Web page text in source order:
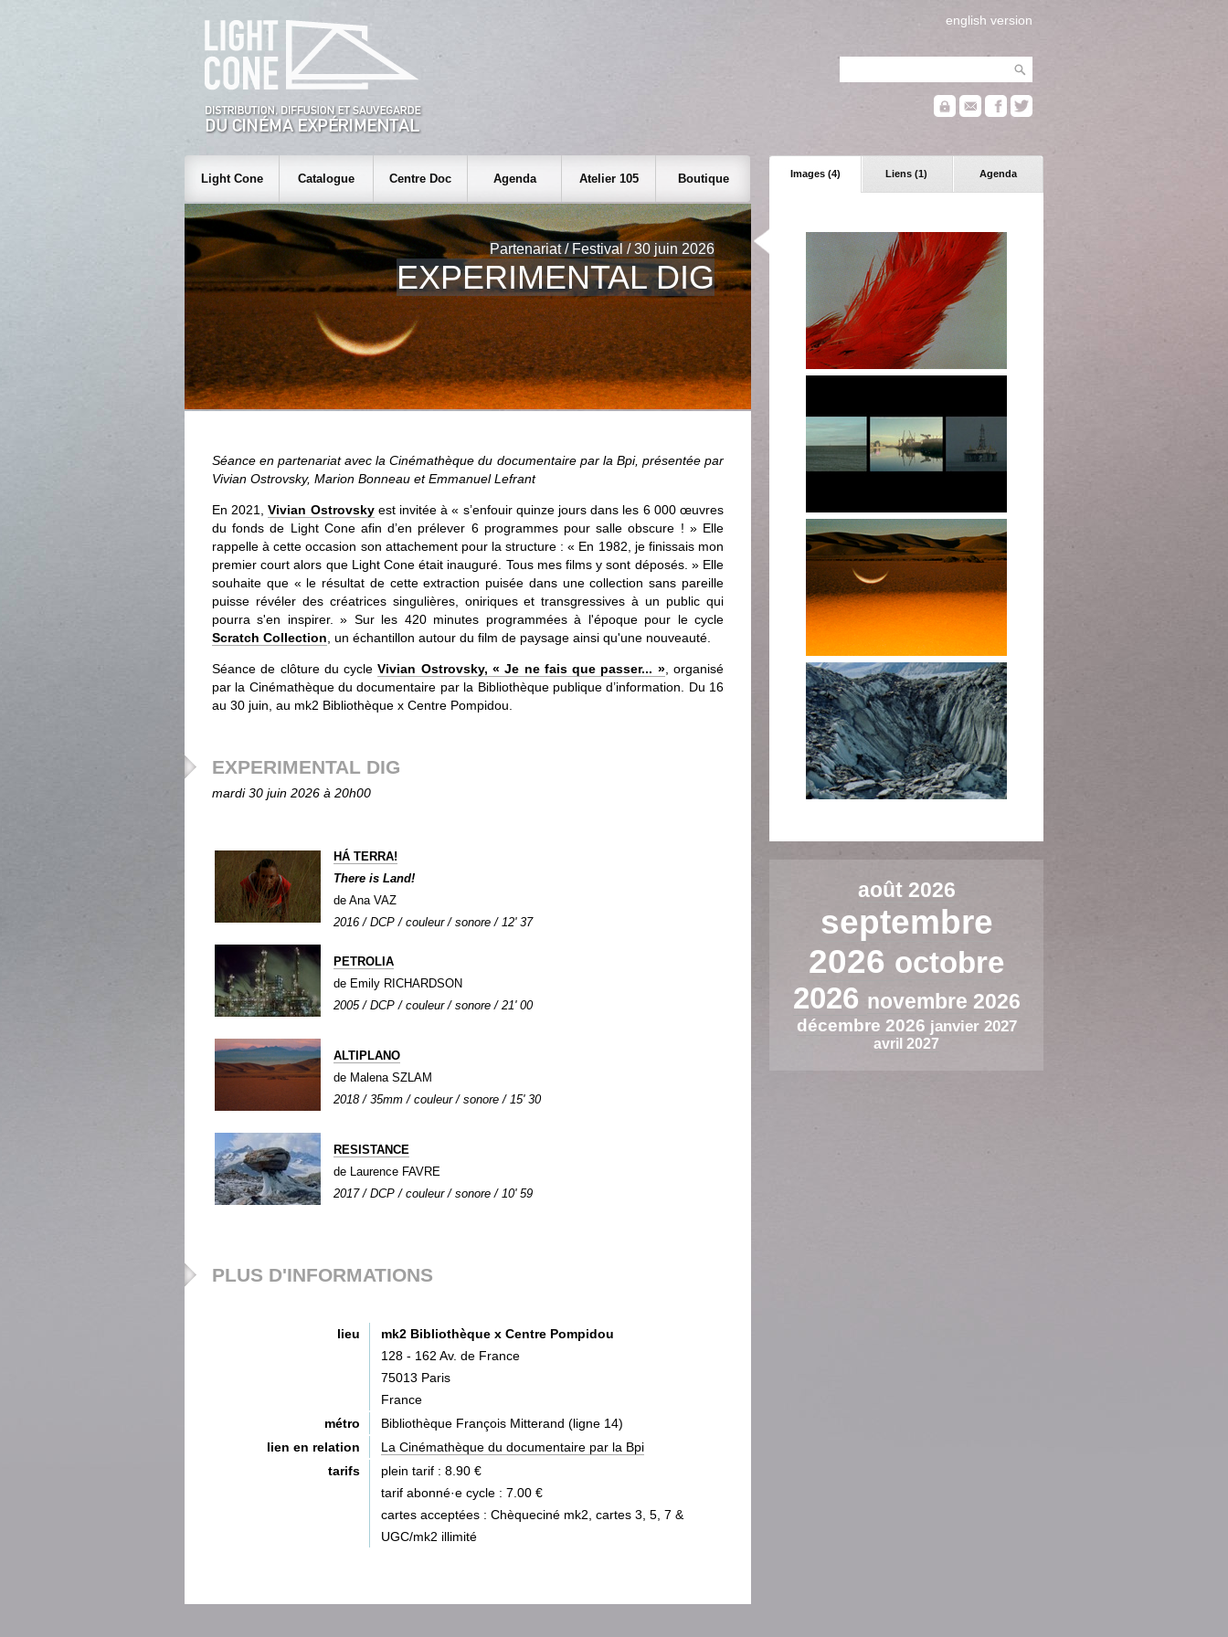
english version
Images (4) Liens (1) Agenda
août 2026
septembre
2026 octobre
2026 novembre 2026
décembre 2026 janvier 2027
avril 2027
Light Cone Catalogue Centre Doc Agenda Atelier 105 Boutique
Partenariat / Festival / 30 juin 2026
EXPERIMENTAL DIG
Séance en partenariat avec la Cinémathèque du documentaire par la Bpi, présentée par
Vivian Ostrovsky, Marion Bonneau et Emmanuel Lefrant
En 2021,Vivian Ostrovskyest invitée à « s’enfouir quinze jours dans les 6 000 œuvres
du fonds de Light Cone afin d’en prélever 6 programmes pour salle obscure ! » Elle
rappelle à cette occasion son attachement pour la structure : « En 1982, je finissais mon
premier court alors que Light Cone était inauguré. Tous mes films y sont déposés. » Elle
souhaite que « le résultat de cette extraction puisée dans une collection sans pareille
puisse révéler des créatrices singulières, oniriques et transgressives à un public qui
pourra s'en inspirer. » Sur les 420 minutes programmées à l'époque pour le cycle
Scratch Collection , un échantillon autour du film de paysage ainsi qu'une nouveauté.
Séance de clôture du cycleVivian Ostrovsky, « Je ne fais que passer... », organisé
par la Cinémathèque du documentaire par la Bibliothèque publique d’information. Du 16
au 30 juin, au mk2 Bibliothèque x Centre Pompidou.
EXPERIMENTAL DIG
mardi 30 juin 2026 à 20h00
HÁ TERRA!
There is Land!
de Ana VAZ
2016 / DCP / couleur / sonore / 12' 37
PETROLIA
de Emily RICHARDSON
2005 / DCP / couleur / sonore / 21' 00
ALTIPLANO
de Malena SZLAM
2018 / 35mm / couleur / sonore / 15' 30
RESISTANCE
de Laurence FAVRE
2017 / DCP / couleur / sonore / 10' 59
PLUS D'INFORMATIONS
lieu
mk2 Bibliothèque x Centre Pompidou
128 - 162 Av. de France
75013 Paris
France
métro
Bibliothèque François Mitterand (ligne 14)
lien en relation
La Cinémathèque du documentaire par la Bpi
tarifs
plein tarif : 8.90 €
tarif abonné·e cycle : 7.00 €
cartes acceptées : Chèqueciné mk2, cartes 3, 5, 7 &
UGC/mk2 illimité